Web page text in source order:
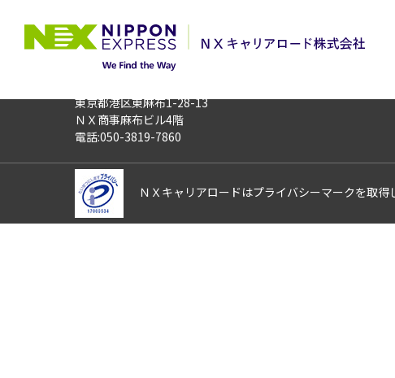
【岡山県久米郡】鶏
お仕事番号013323
東京都港区東麻布1-28-13
ＮＸ商事麻布ビル4階
電話:050-3819-7860
ＮＸキャリアロードはプライバシーマークを取得